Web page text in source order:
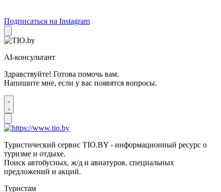
Подписаться на Instagram
AI-консультант
Здравствуйте! Готова помочь вам.
Напишите мне, если у вас появятся вопросы.
Туристический сервис TIO.BY - информационный ресурс о
туризме и отдыхе.
Поиск автобусных, ж/д и авиатуров, специальных
предложений и акций.
Туристам